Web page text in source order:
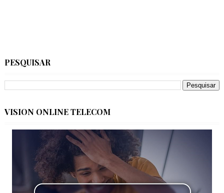
PESQUISAR
VISION ONLINE TELECOM